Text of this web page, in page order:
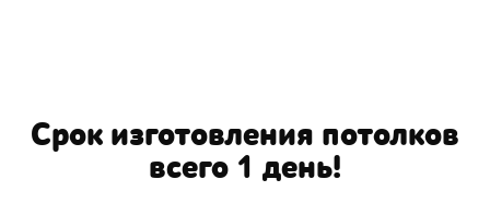
Срок изготовления потолков
всего 1 день!